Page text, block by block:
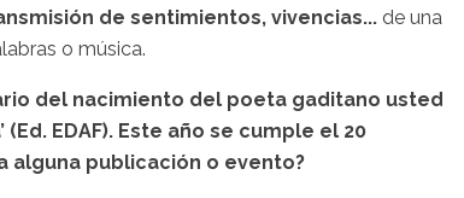
de sentimientos, vivencias... de una
o música.
del nacimiento del poeta gaditano usted
( Ed. EDAF). Este año se cumple el 20
publicación o evento?